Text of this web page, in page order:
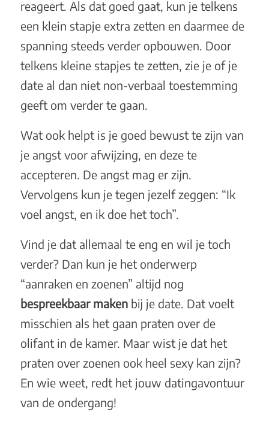
reageert. Als dat goed gaat, kun je telkens
een klein stapje extra zetten en daarmee de
spanning steeds verder opbouwen. Door
telkens kleine stapjes te zetten, zie je of je
date al dan niet non-verbaal toestemming
geeft om verder te gaan.
Wat ook helpt is je goed bewust te zijn van
je angst voor afwijzing, en deze te
accepteren. De angst mag er zijn.
Vervolgens kun je tegen jezelf zeggen: “Ik
voel angst, en ik doe het toch”.
Vind je dat allemaal te eng en wil je toch
verder? Dan kun je het onderwerp
“aanraken en zoenen” altijd nog
bespreekbaar maken bij je date. Dat voelt
misschien als het gaan praten over de
olifant in de kamer. Maar wist je dat het
praten over zoenen ook heel sexy kan zijn?
En wie weet, redt het jouw datingavontuur
van de ondergang!